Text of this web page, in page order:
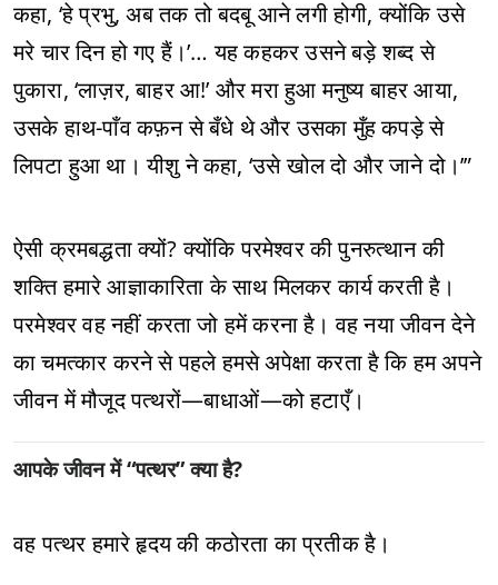
कहा, ‘हे प्रभु, अब तक तो बदबू आने लगी होगी, क्योंकि उसे
मरे चार दिन हो गए हैं।’… यह कहकर उसने बड़े शब्द से
पुकारा, ‘लाज़र, बाहर आ!’ और मरा हुआ मनुष्य बाहर आया,
उसके हाथ-पाँव कफ़न से बँधे थे और उसका मुँह कपड़े से
लिपटा हुआ था। यीशु ने कहा, ‘उसे खोल दो और जाने दो।’”
ऐसी क्रमबद्धता क्यों? क्योंकि परमेश्वर की पुनरुत्थान की
शक्ति हमारे आज्ञाकारिता के साथ मिलकर कार्य करती है।
परमेश्वर वह नहीं करता जो हमें करना है। वह नया जीवन देने
का चमत्कार करने से पहले हमसे अपेक्षा करता है कि हम अपने
जीवन में मौजूद पत्थरों—बाधाओं—को हटाएँ।
आपके जीवन में “पत्थर” क्या है?
वह पत्थर हमारे हृदय की कठोरता का प्रतीक है।